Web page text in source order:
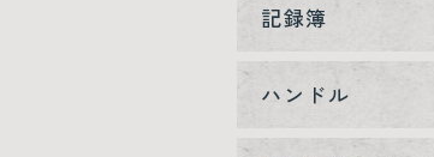
記録簿
ハンドル